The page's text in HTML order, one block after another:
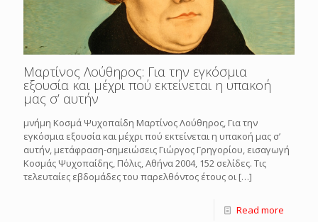
Μαρτίνος Λούθηρος: Για την εγκόσμια
εξουσία και μέχρι πού εκτείνεται η υπακοή
μας σ’ αυτήν
μνήμη Κοσμά Ψυχοπαίδη Μαρτίνος Λούθηρος, Για την
εγκόσμια εξουσία και μέχρι πού εκτείνεται η υπακοή μας σ’
αυτήν, μετάφραση-σημειώσεις Γιώργος Γρηγορίου, εισαγωγή
Κοσμάς Ψυχοπαίδης, Πόλις, Αθήνα 2004, 152 σελίδες. Τις
τελευταίες εβδομάδες του παρελθόντος έτους οι […]
Read more